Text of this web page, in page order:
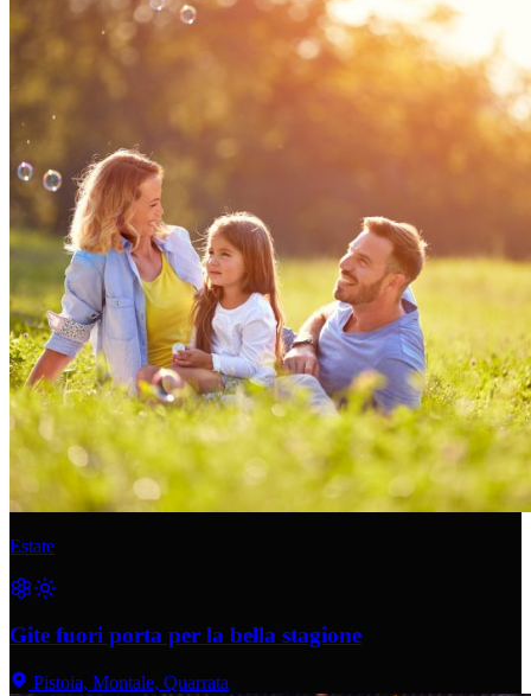
Estate
Gite fuori porta per la bella stagione
Pistoia, Montale, Quarrata